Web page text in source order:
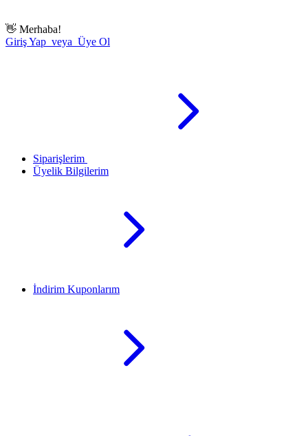
👋 Merhaba!
Giriş Yap veya Üye Ol
Siparişlerim
Üyelik Bilgilerim
İndirim Kuponlarım